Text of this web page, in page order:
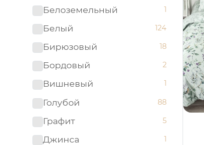
Белоземельный 1
Белый 124
Бирюзовый 18
Бордовый 2
Вишневый 1
Голубой 88
Графит 5
Джинса 1